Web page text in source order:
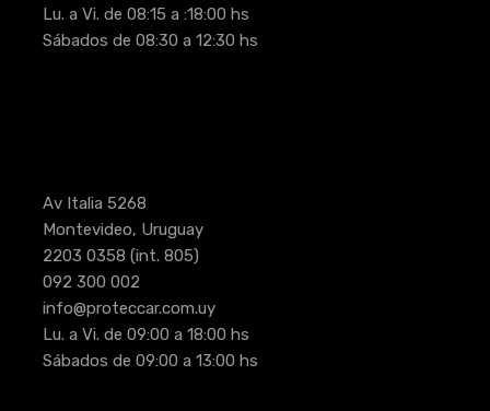
Lu. a Vi. de 08:15 a :18:00 hs
Sábados de 08:30 a 12:30 hs
Av Italia 5268
Montevideo, Uruguay
2203 0358 (int. 805)
092 300 002
info@proteccar.com.uy
Lu. a Vi. de 09:00 a 18:00 hs
Sábados de 09:00 a 13:00 hs